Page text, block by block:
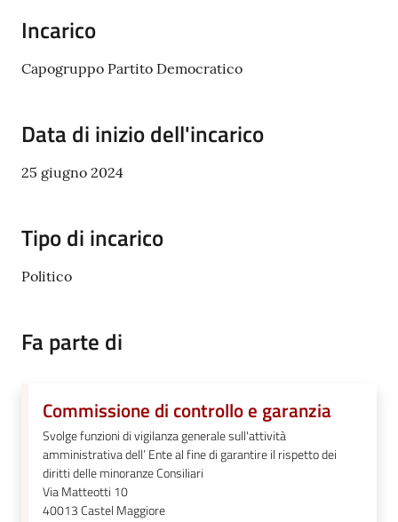
Incarico
Capogruppo Partito Democratico
Data di inizio dell'incarico
25 giugno 2024
Tipo di incarico
Politico
Fa parte di
Commissione di controllo e garanzia
Svolge funzioni di vigilanza generale sull'attività
amministrativa dell’ Ente al fine di garantire il rispetto dei
diritti delle minoranze Consiliari
Via Matteotti 10
40013Castel Maggiore